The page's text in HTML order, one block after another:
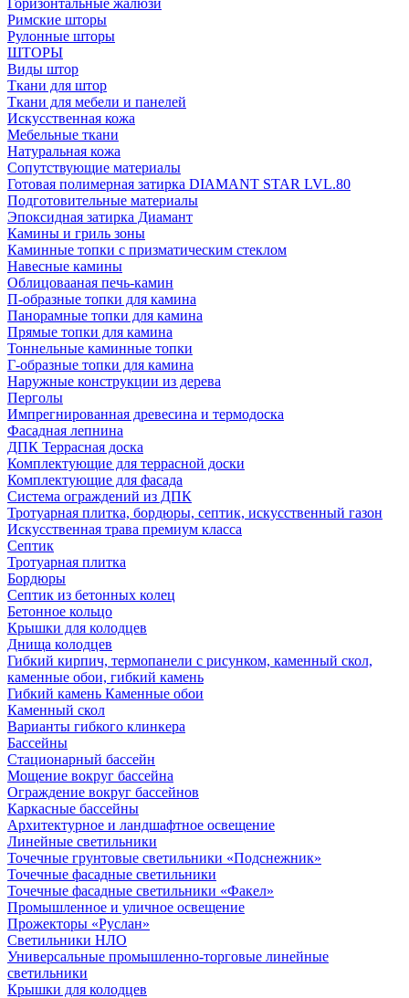
Римские шторы
Рулонные шторы
ШТОРЫ
Виды штор
Ткани для штор
Ткани для мебели и панелей
Искусственная кожа
Мебельные ткани
Натуральная кожа
Сопутствующие материалы
Готовая полимерная затирка DIAMANT STAR LVL.80
Подготовительные материалы
Эпоксидная затирка Диамант
Камины и гриль зоны
Каминные топки с призматическим стеклом
Навесные камины
Облицовааная печь-камин
П-образные топки для камина
Панорамные топки для камина
Прямые топки для камина
Тоннельные каминные топки
Г-образные топки для камина
Наружные конструкции из дерева
Перголы
Импрегнированная древесина и термодоска
Фасадная лепнина
ДПК Террасная доска
Комплектующие для террасной доски
Комплектующие для фасада
Система ограждений из ДПК
Тротуарная плитка, бордюры, септик, искусственный газон
Искусственная трава премиум класса
Септик
Тротуарная плитка
Бордюры
Септик из бетонных колец
Бетонное кольцо
Крышки для колодцев
Днища колодцев
Гибкий кирпич, термопанели с рисунком, каменный скол,
каменные обои, гибкий камень
Гибкий камень Каменные обои
Каменный скол
Варианты гибкого клинкера
Бассейны
Стационарный бассейн
Мощение вокруг бассейна
Ограждение вокруг бассейнов
Каркасные бассейны
Архитектурное и ландшафтное освещение
Линейные светильники
Точечные грунтовые светильники «Подснежник»
Точечные фасадные светильники
Точечные фасадные светильники «Факел»
Промышленное и уличное освещение
Прожекторы «Руслан»
Светильники НЛО
Универсальные промышленно-торговые линейные
светильники
Крышки для колодцев